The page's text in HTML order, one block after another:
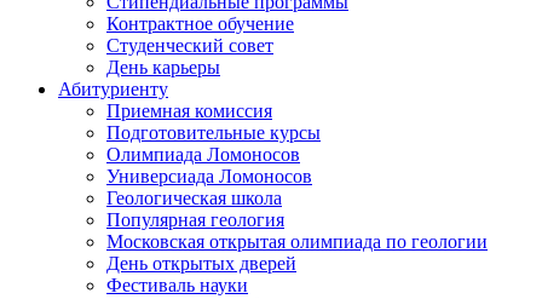
Контрактное обучение
Студенческий совет
День карьеры
Абитуриенту
Приемная комиссия
Подготовительные курсы
Олимпиада Ломоносов
Универсиада Ломоносов
Геологическая школа
Популярная геология
Московская открытая олимпиада по геологии
День открытых дверей
Фестиваль науки